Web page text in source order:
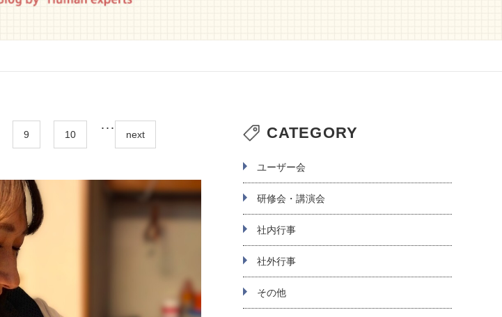
就業規則作成・見直し
9 10
･･･
next CATEGORY
ユーザー会
研修会・講演会
社内行事
社外行事
その他